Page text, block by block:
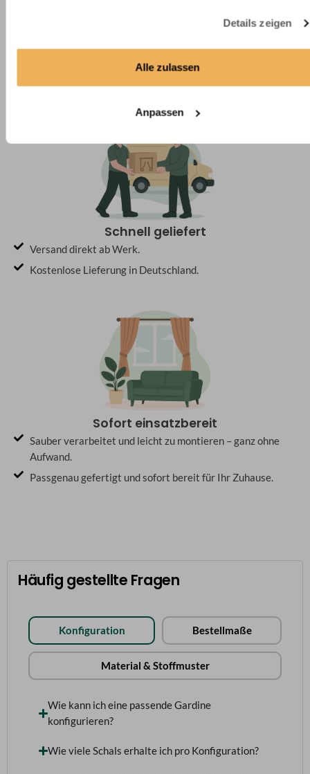
Details zeigen
Alle zulassen
Anpassen
Ihre Gardinen werden exakt nach Maß in Deutschland &
Hochwertige Materialien und saubere Verarbeitung für
Schnell geliefert
Versand direkt ab Werk.
Kostenlose Lieferung in Deutschland.
Sofort einsatzbereit
Sauber verarbeitet und leicht zu montieren – ganz ohne
Aufwand.
Passgenau gefertigt und sofort bereit für Ihr Zuhause.
Häufig gestellte Fragen
Konfiguration Bestellmaße
Material & Stoffmuster
Wie kann ich eine passende Gardine
konfigurieren?
Wie viele Schals erhalte ich pro Konfiguration?